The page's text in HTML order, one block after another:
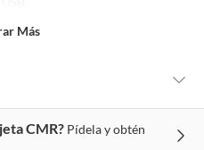
y realista que
Bluetooth.
Más
UHD
CMR? Pídela y obtén